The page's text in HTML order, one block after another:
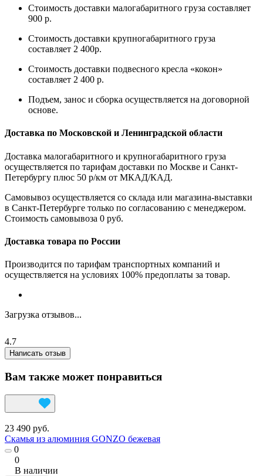
Стоимость доставки малогабаритного груза составляет
900 р.
Стоимость доставки крупногабаритного груза
составляет 2 400р.
Стоимость доставки подвесного кресла «кокон»
составляет 2 400 р.
Подъем, занос и сборка осуществляется на договорной
основе.
Доставка по Московской и Ленинградской области
Доставка малогабаритного и крупногабаритного груза
осуществляется по тарифам доставки по Москве и Санкт-
Петербургу плюс 50 р/км от МКАД/КАД.
Самовывоз осуществляется со склада или магазина-выставки
в Санкт-Петербурге только по согласованию с менеджером.
Стоимость самовывоза 0 руб.
Доставка товара по России
Производится по тарифам транспортных компаний и
осуществляется на условиях 100% предоплаты за товар.
Загрузка отзывов...
4.7
Написать отзыв
Вам также может понравиться
23 490 руб.
Скамья из алюминия GONZO бежевая
0
0
В наличии